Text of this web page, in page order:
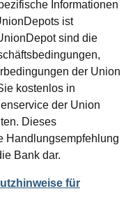
Informationen
ist
sind die
der Union
kostenlos in
der Union
Dieses
Handlungsempfehlung
Bank dar.
für